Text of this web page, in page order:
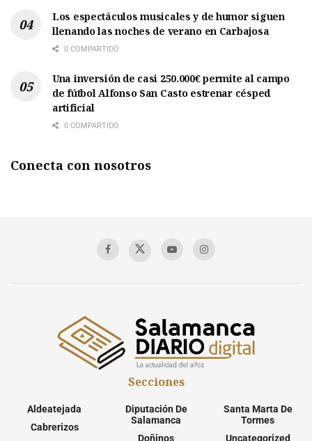
Los espectáculos musicales y de humor siguen
llenando las noches de verano en Carbajosa
0 COMPARTIDO
Una inversión de casi 250.000€ permite al campo
de fútbol Alfonso San Casto estrenar césped
artificial
0 COMPARTIDO
Conecta con nosotros
Secciones
Aldeatejada
Cabrerizos
Diputación De
Salamanca
Doñinos
Santa Marta De
Tormes
Uncategorized